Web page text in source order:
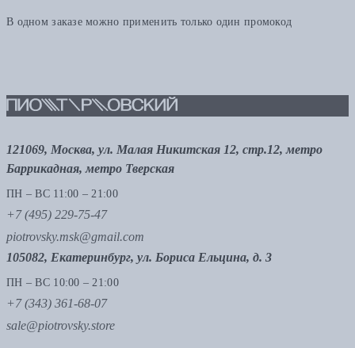
В одном заказе можно применить только один промокод
121069, Москва, ул. Малая Никитская 12, стр.12, метро
Баррикадная, метро Тверская
ПН – ВС 11:00 – 21:00
+7 (495) 229-75-47
piotrovsky.msk@gmail.com
105082, Екатеринбург, ул. Бориса Ельцина, д. 3
ПН – ВС 10:00 – 21:00
+7 (343) 361-68-07
sale@piotrovsky.store